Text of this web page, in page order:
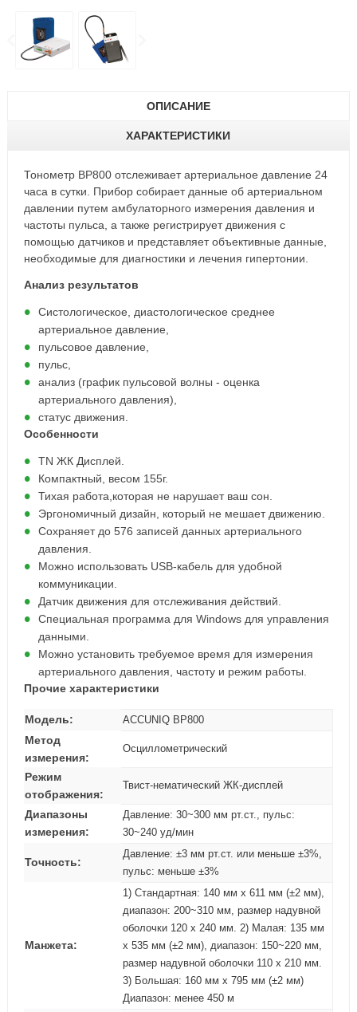
ОПИСАНИЕ
ХАРАКТЕРИСТИКИ
Тонометр BP800 отслеживает артериальное давление 24
часа в сутки. Прибор собирает данные об артериальном
давлении путем амбулаторного измерения давления и
частоты пульса, а также регистрирует движения с
помощью датчиков и представляет объективные данные,
необходимые для диагностики и лечения гипертонии.
Анализ результатов
Систологическое, диастологическое среднее
артериальное давление,
пульсовое давление,
пульс,
анализ (график пульсовой волны - оценка
артериального давления),
статус движения.
Особенности
TN ЖК Дисплей.
Компактный, весом 155г.
Тихая работа,которая не нарушает ваш сон.
Эргономичный дизайн, который не мешает движению.
Сохраняет до 576 записей данных артериального
давления.
Можно использовать USB-кабель для удобной
коммуникации.
Датчик движения для отслеживания действий.
Специальная программа для Windows для управления
данными.
Можно установить требуемое время для измерения
артериального давления, частоту и режим работы.
Прочие характеристики
Модель: ACCUNIQ BP800
Метод
измерения:
Осциллометрический
Режим
отображения:
Твист-нематический ЖК-дисплей
Диапазоны
измерения:
Давление: 30~300 мм рт.ст., пульс:
30~240 уд/мин
Точность:
Давление: ±3 мм рт.ст. или меньше ±3%,
пульс: меньше ±3%
Манжета:
1) Стандартная: 140 мм x 611 мм (±2 мм),
диапазон: 200~310 мм, размер надувной
оболочки 120 x 240 мм. 2) Малая: 135 мм
x 535 мм (±2 мм), диапазон: 150~220 мм,
размер надувной оболочки 110 x 210 мм.
3) Большая: 160 мм x 795 мм (±2 мм)
Диапазон: менее 450 м